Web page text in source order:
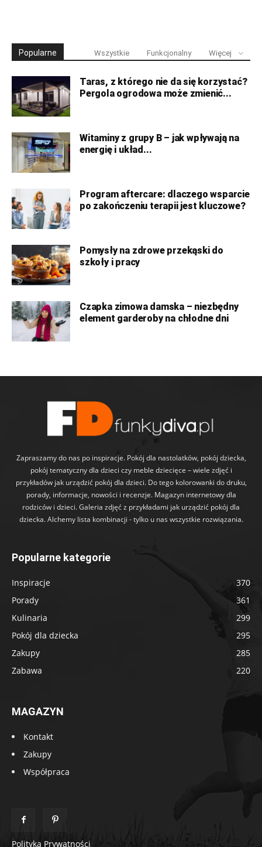
Popularne Wszystkie Funkcjonalny Więcej
Taras, z którego nie da się korzystać?
Pergola ogrodowa może zmienić...
Witaminy z grupy B – jak wpływają na
energię i układ...
Program aftercare: dlaczego wsparcie
po zakończeniu terapii jest kluczowe?
Pomysły na zdrowe przekąski do
szkoły i pracy
Czapka zimowa damska – niezbędny
element garderoby na chłodne dni
Zapraszamy do nas po inspiracje. Pokój dla nastolatków, pokój dziecka,
pokój tematyczny dla dzieci czy meble dziecięce – wiele zdjęć i
przykładów jak urządzić pokój dla dzieci. Do tego kolorowanki do druku,
porady, informacje, nowości i recenzje. Magazyn internetowy dla
rodziców i dzieci. Galeria zdjęć z przykładami jak urządzić pokój dla
dziecka. Alchemy lista kombinacji - tylko u nas wszystkie rozwiązania.
Popularne kategorie
Inspiracje
370
Porady
361
Kulinaria
299
Pokój dla dziecka
295
Zakupy
285
Zabawa
220
MAGAZYN
Kontakt
Zakupy
Współpraca
Polityka Prywatności